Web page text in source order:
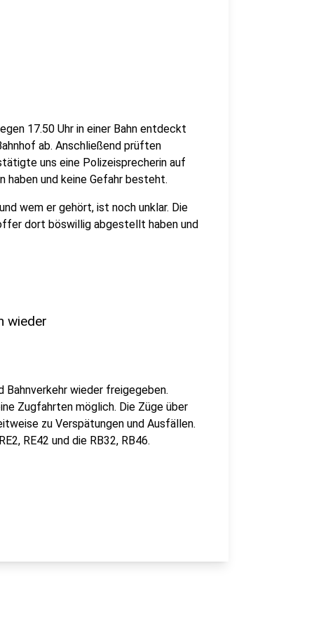
17.50 Uhr in einer Bahn entdeckt
ab. Anschließend prüften
uns eine Polizeisprecherin auf
haben und keine Gefahr besteht.
wem er gehört, ist noch unklar. Die
dort böswillig abgestellt haben und
wieder
Bahnverkehr wieder freigegeben.
Zugfahrten möglich. Die Züge über
zu Verspätungen und Ausfällen.
RE42 und die RB32, RB46.